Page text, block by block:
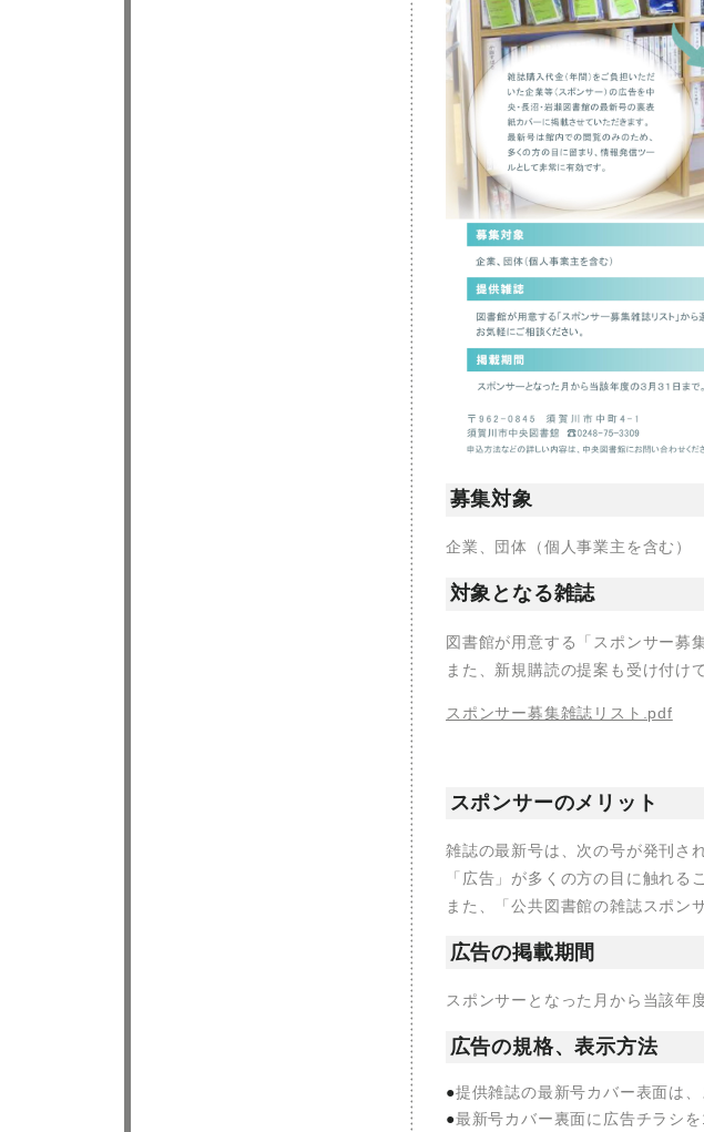
募集対象
企業、団体（個人事業主を含む）
対象となる雑誌
図書館が用意する「スポンサー募
また、新規購読の提案も受け付け
スポンサー募集雑誌リスト.pdf
スポンサーのメリット
雑誌の最新号は、次の号が発刊さ
「広告」が多くの方の目に触れる
また、「公共図書館の雑誌スポン
広告の掲載期間
スポンサーとなった月から当該年
広告の規格、表示方法
提供雑誌の最新号カバー表面は
最新号カバー裏面に広告チラシ